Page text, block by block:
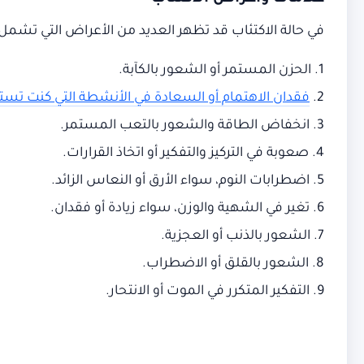
في حالة الاكتئاب قد تظهر العديد من الأعراض التي
1. الحزن المستمر أو الشعور بالكآبة.
2. فقدان الاهتمام أو السعادة في الأنشطة التي كنت
3. انخفاض الطاقة والشعور بالتعب المستمر.
4. صعوبة في التركيز والتفكير أو اتخاذ القرارات.
5. اضطرابات النوم، سواء الأرق أو النعاس الزائد.
6. تغير في الشهية والوزن، سواء زيادة أو فقدان.
7. الشعور بالذنب أو العجزية.
8. الشعور بالقلق أو الاضطراب.
9. التفكير المتكرر في الموت أو الانتحار.